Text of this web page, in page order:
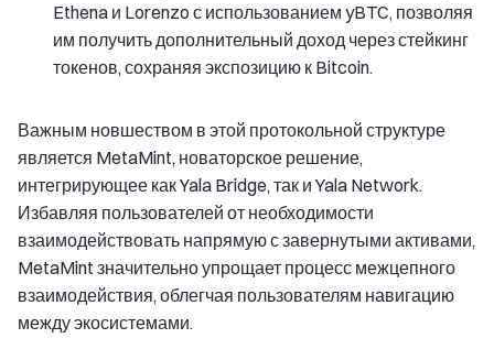
Ethena и Lorenzo с использованием yBTC, позволяя
им получить дополнительный доход через стейкинг
токенов, сохраняя экспозицию к Bitcoin.
Важным новшеством в этой протокольной структуре
является MetaMint, новаторское решение,
интегрирующее как Yala Bridge, так и Yala Network.
Избавляя пользователей от необходимости
взаимодействовать напрямую с завернутыми активами,
MetaMint значительно упрощает процесс межцепного
взаимодействия, облегчая пользователям навигацию
между экосистемами.